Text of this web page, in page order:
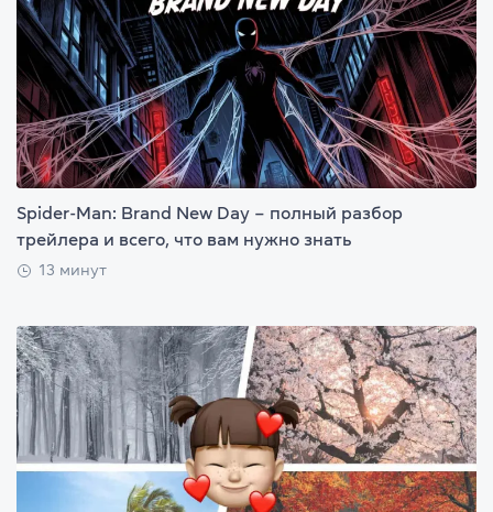
Spider-Man: Brand New Day – полный разбор
трейлера и всего, что вам нужно знать
13 минут